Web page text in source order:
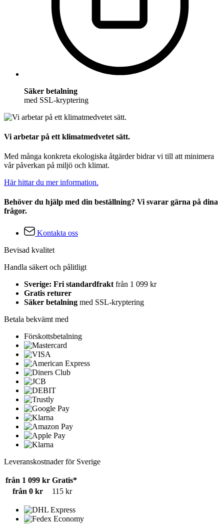
Säker betalning
med SSL-kryptering
Vi arbetar på ett klimatmedvetet sätt.
Med många konkreta ekologiska åtgärder bidrar vi till att minimera
vår påverkan på miljö och klimat.
Här hittar du mer information.
Behöver du hjälp med din beställning? Vi svarar gärna på dina
frågor.
Kontakta oss
Bevisad kvalitet
Handla säkert och pålitligt
Sverige: Fri standardfrakt från 1 099 kr
Gratis returer
Säker betalning med SSL-kryptering
Betala bekvämt med
Förskottsbetalning
Leveranskostnader för Sverige
från 1 099 kr Gratis*
från 0 kr
115 kr